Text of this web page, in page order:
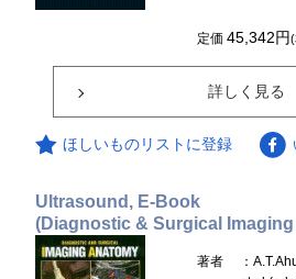
定価45,342円
詳しく見る
ほしいものリストに登録
Ultrasound, E-Book
(Diagnostic & Surgical
著者
：